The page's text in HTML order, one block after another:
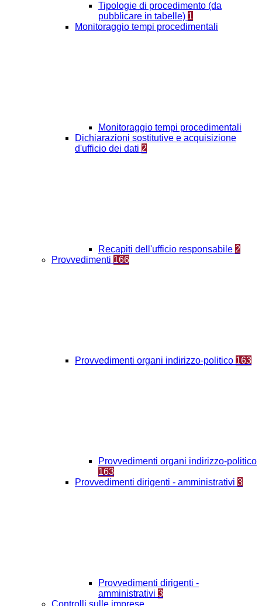
Tipologie di procedimento (da
pubblicare in tabelle) 1
Monitoraggio tempi procedimentali
Monitoraggio tempi procedimentali
Dichiarazioni sostitutive e acquisizione
d'ufficio dei dati 2
Recapiti dell'ufficio responsabile 2
Provvedimenti 166
Provvedimenti organi indirizzo-politico 163
Provvedimenti organi indirizzo-politico
163
Provvedimenti dirigenti - amministrativi 3
Provvedimenti dirigenti -
amministrativi 3